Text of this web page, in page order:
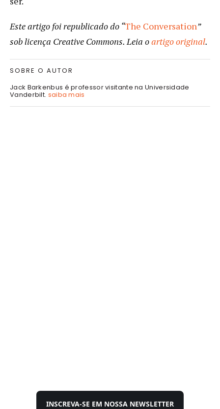
Este artigo foi republicado do “The Conversation”
sob licença Creative Commons. Leia oartigo original.
SOBRE O AUTOR
Jack Barkenbus é professor visitante na Universidade
Vanderbilt. saiba mais
INSCREVA-SE EM NOSSA NEWSLETTER